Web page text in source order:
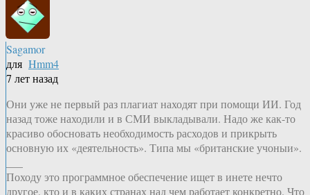
Sagamor
для Hmm4
7 лет назад
Они уже не первый раз плагиат находят при помощи ИИ. Год
назад тоже находили и в СМИ выкладывали. Надо же как-то
красиво обосновать необходимость расходов и прикрыть
основную их «деятельность». Типа мы «британские учоныи».
Походу это программное обеспечение ищет в инете нечто
другое, кто и в каких странах над чем работает конкретно. Что